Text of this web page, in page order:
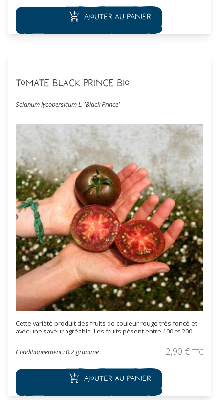
Ajouter au panier
Tomate Black Prince Bio
Solanum lycopersicum L. 'Black Prince'
Cette variété produit des fruits de couleur rouge très foncé et
avec une saveur agréable. Les fruits pèsent entre 100 et 200
Conditionnement : 0.2 gramme
2,90 € TTC
Ajouter au panier